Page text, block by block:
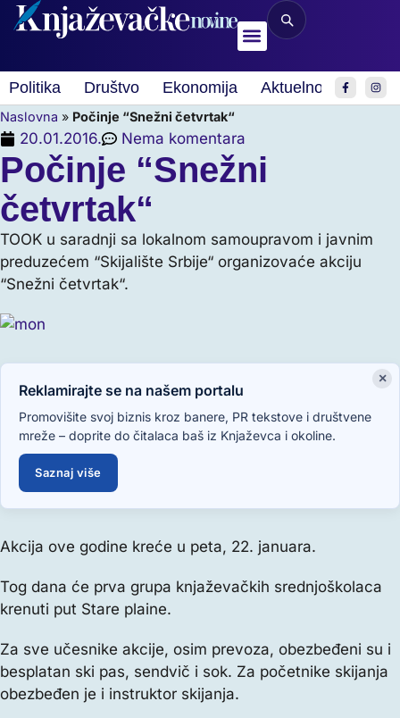
Politika Društvo Ekonomija Aktuelnosti Sport
Naslovna » Počinje “Snežni četvrtak“
20.01.2016. Nema komentara
Počinje “Snežni
četvrtak“
TOOK u saradnji sa lokalnom samoupravom i javnim
preduzećem “Skijalište Srbije“ organizovaće akciju
“Snežni četvrtak“.
×
Reklamirajte se na našem portalu
Promovišite svoj biznis kroz banere, PR tekstove i društvene
mreže – doprite do čitalaca baš iz Knjaževca i okoline.
Saznaj više
Akcija ove godine kreće u peta, 22. januara.
Tog dana će prva grupa knjaževačkih srednjoškolaca
krenuti put Stare plaine.
Za sve učesnike akcije, osim prevoza, obezbeđeni su i
besplatan ski pas, sendvič i sok. Za početnike skijanja
obezbeđen je i instruktor skijanja.